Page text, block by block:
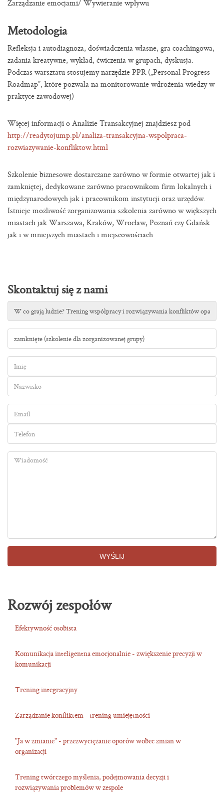
Zarządzanie emocjami/ Wywieranie wpływu
Metodologia
Refleksja i autodiagnoza, doświadczenia własne, gra coachingowa,
zadania kreatywne, wykład, ćwiczenia w grupach, dyskusja.
Podczas warsztatu stosujemy narzędzie PPR („Personal Progress
Roadmap”, które pozwala na monitorowanie wdrożenia wiedzy w
praktyce zawodowej)
Więcej informacji o Analizie Transakcyjnej znajdziesz pod
http://readytojump.pl/analiza-transakcyjna-wspolpraca-
rozwiazywanie-konfliktow.html
Szkolenie biznesowe dostarczane zarówno w formie otwartej jak i
zamkniętej, dedykowane zarówno pracownikom firm lokalnych i
międzynarodowych jak i pracownikom instytucji oraz urzędów.
Istnieje możliwość zorganizowania szkolenia zarówno w większych
miastach jak Warszawa, Kraków, Wrocław, Poznań czy Gdańsk
jak i w mniejszych miastach i miejscowościach.
Skontaktuj się z nami
Tytuł
szkolenia
Forma
szkolenia
Imię
Nazwisko
Email
Telefon
Wiadomość
WYŚLIJ
Rozwój zespołów
Efektywność osobista
Komunikacja inteligentna emocjonalnie - zwiększenie precyzji w
komunikacji
Trening integracyjny
Zarządzanie konfliktem - trening umiejętności
"Ja w zmianie" - przezwyciężanie oporów wobec zmian w
organizacji
Trening twórczego myślenia, podejmowania decyzji i
rozwiązywania problemów w zespole